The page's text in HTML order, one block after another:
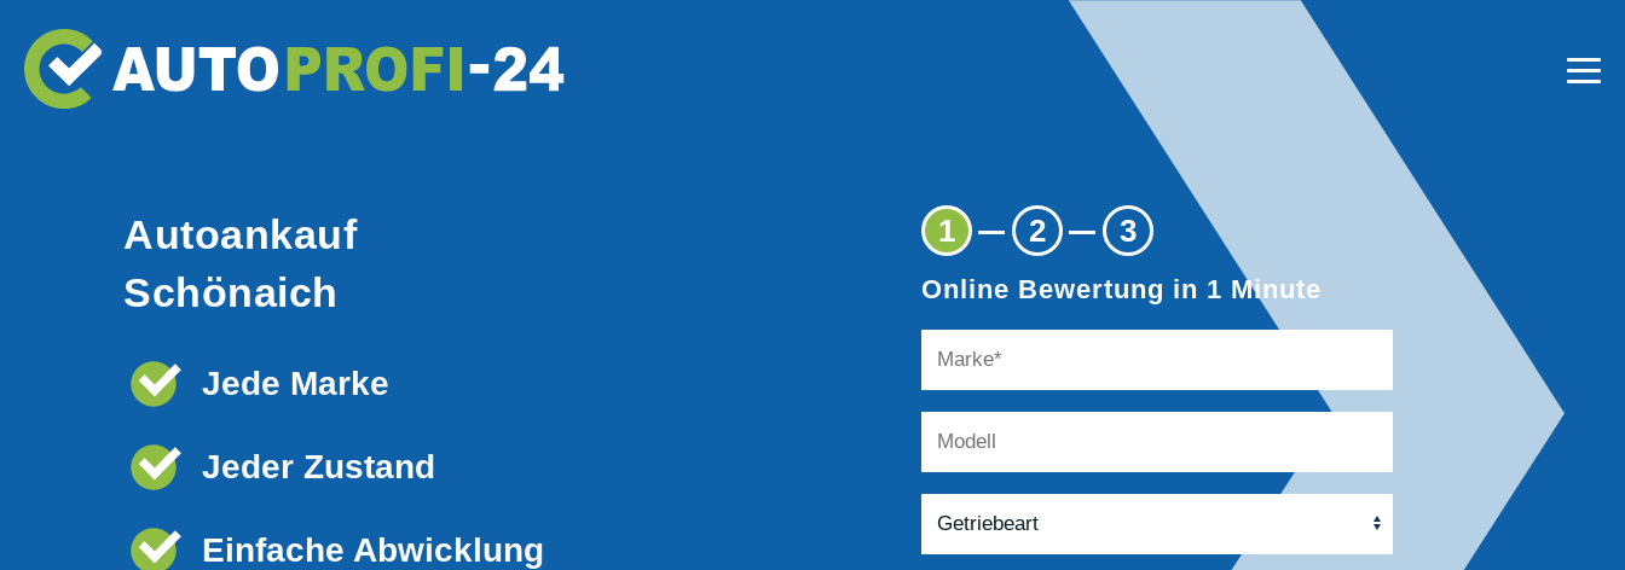
Autoankauf
Schönaich
Jede Marke
Jeder Zustand
Einfache Abwicklung
1 2 3
Online Bewertung in 1 Minute